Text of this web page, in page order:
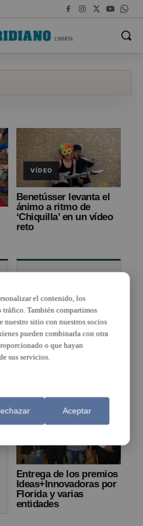
VÍDEO
Benetússer levanta el
ánimo a ritmo de
‘Chiquilla’ en un vídeo
reto
laboratorio de
ideas
innovadoras
para proyectos
4.0 de la
Comunitat
Valenciana
Entrega de los premios
Ideas+Innovadoras por
Florida y varias
entidades
el contenido, los
tráfico. También compartimos
nuestro sitio con nuestros socios
pueden combinarla con otra
o que hayan
sus servicios.
Aceptar